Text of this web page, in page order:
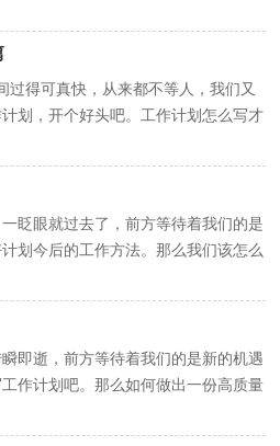
近视工作计划，仅供参...
过得可真快，从来都不等人，我们又
划，开个好头吧。工作计划怎么写才
心整理的工作计划5篇，欢迎...
眨眼就过去了，前方等待着我们的是
划今后的工作方法。那么我们该怎么
集整理的客服部工作计...
即逝，前方等待着我们的是新的机遇
作计划吧。那么如何做出一份高质量
整理的工作计划5篇，...